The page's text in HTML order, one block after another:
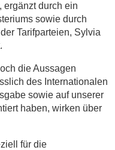
ergänzt durch ein
sowie durch
Tarifparteien, Sylvia
die Aussagen
des Internationalen
sowie auf unserer
haben, wirken über
für die